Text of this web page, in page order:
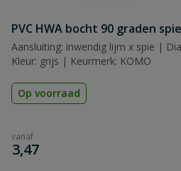
PVC HWA bocht 90 graden spie
Aansluiting: inwendig lijm x spie |
Kleur: grijs | Keurmerk: KOMO
Op voorraad
vanaf
€
3,47